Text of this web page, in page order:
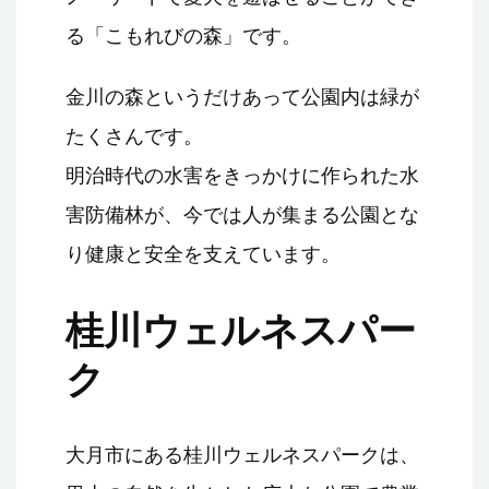
る「こもれびの森」です。
金川の森というだけあって公園内は緑が
たくさんです。
明治時代の水害をきっかけに作られた水
害防備林が、今では人が集まる公園とな
り健康と安全を支えています。
桂川ウェルネスパー
ク
大月市にある桂川ウェルネスパークは、